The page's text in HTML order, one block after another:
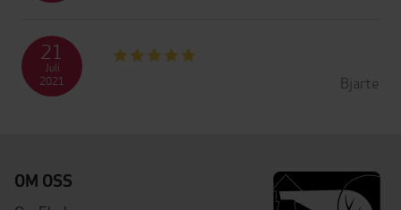
Bjarte
21
Juli
2021
OM OSS